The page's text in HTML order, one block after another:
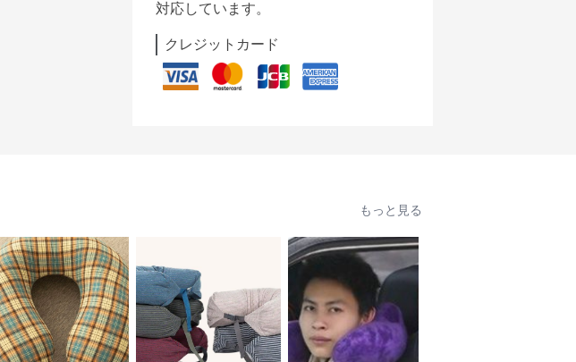
対応しています。
クレジットカード
もっと見る